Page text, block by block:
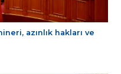
azınlık hakları ve